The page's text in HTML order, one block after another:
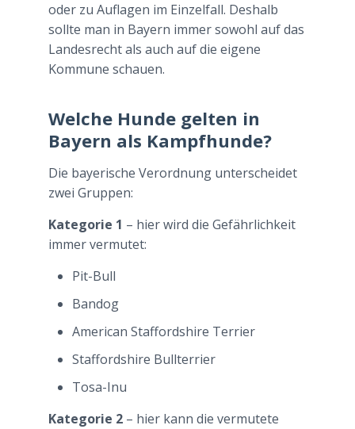
oder zu Auflagen im Einzelfall. Deshalb
sollte man in Bayern immer sowohl auf das
Landesrecht als auch auf die eigene
Kommune schauen.
Welche Hunde gelten in
Bayern als Kampfhunde?
Die bayerische Verordnung unterscheidet
zwei Gruppen:
Kategorie 1 – hier wird die Gefährlichkeit
immer vermutet:
Pit-Bull
Bandog
American Staffordshire Terrier
Staffordshire Bullterrier
Tosa-Inu
Kategorie 2– hier kann die vermutete